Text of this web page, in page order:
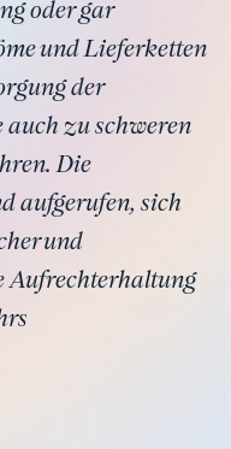
oder gar
und Lieferketten
der
zu schweren
Die
aufgerufen, sich
und
Aufrechterhaltung